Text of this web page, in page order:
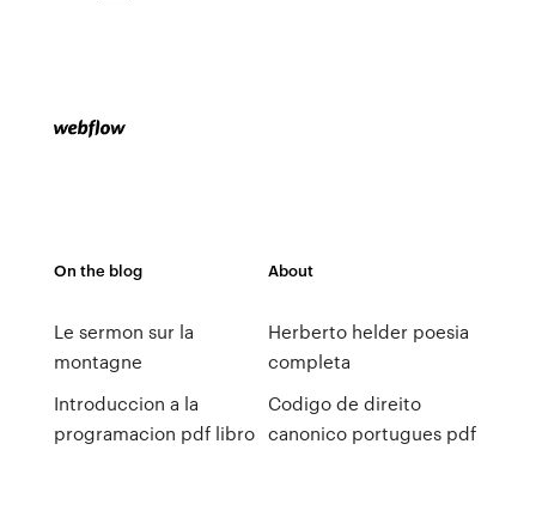
On the blog
Le sermon sur la
montagne
Introduccion a la
programacion pdf libro
About
Herberto helder poesia
completa
Codigo de direito
canonico portugues pdf